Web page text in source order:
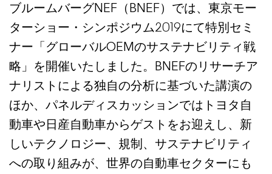
ブルームバーグNEF（BNEF）では、東京モー
ターショー・シンポジウム2019にて特別セミ
ナー「グローバルOEMのサステナビリティ戦
略」を開催いたしました。BNEFのリサーチア
ナリストによる独自の分析に基づいた講演の
ほか、パネルディスカッションではトヨタ自
動車や日産自動車からゲストをお迎えし、新
しいテクノロジー、規制、サステナビリティ
への取り組みが、世界の自動車セクターにも